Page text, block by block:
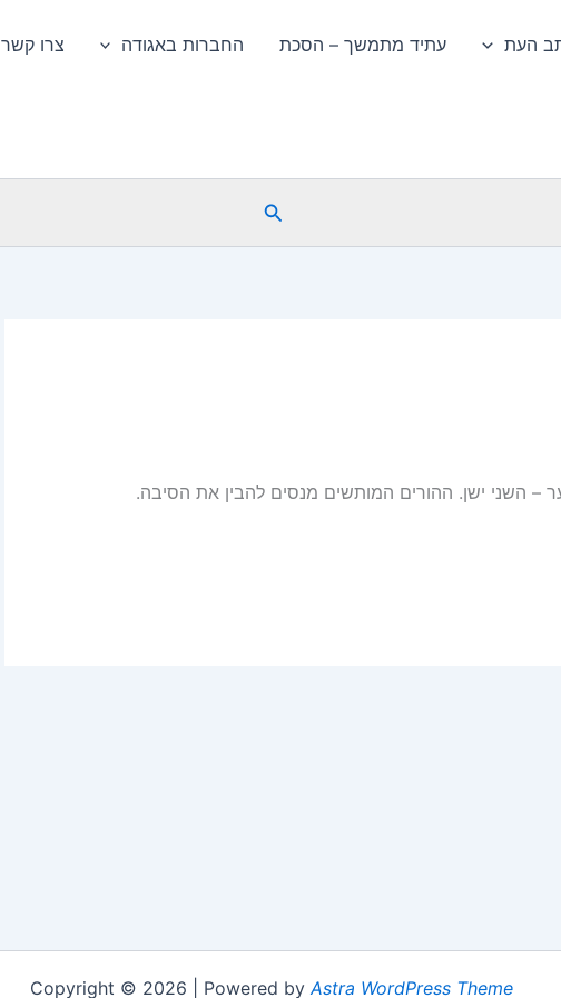
העת עתיד מתמשך – הסכת החברות באגודה צרו קשר
חיפוש
– השני ישן. ההורים המותשים מנסים להבין את הסיבה.
Copyright © 2026 | Powered byAstra WordPress Theme